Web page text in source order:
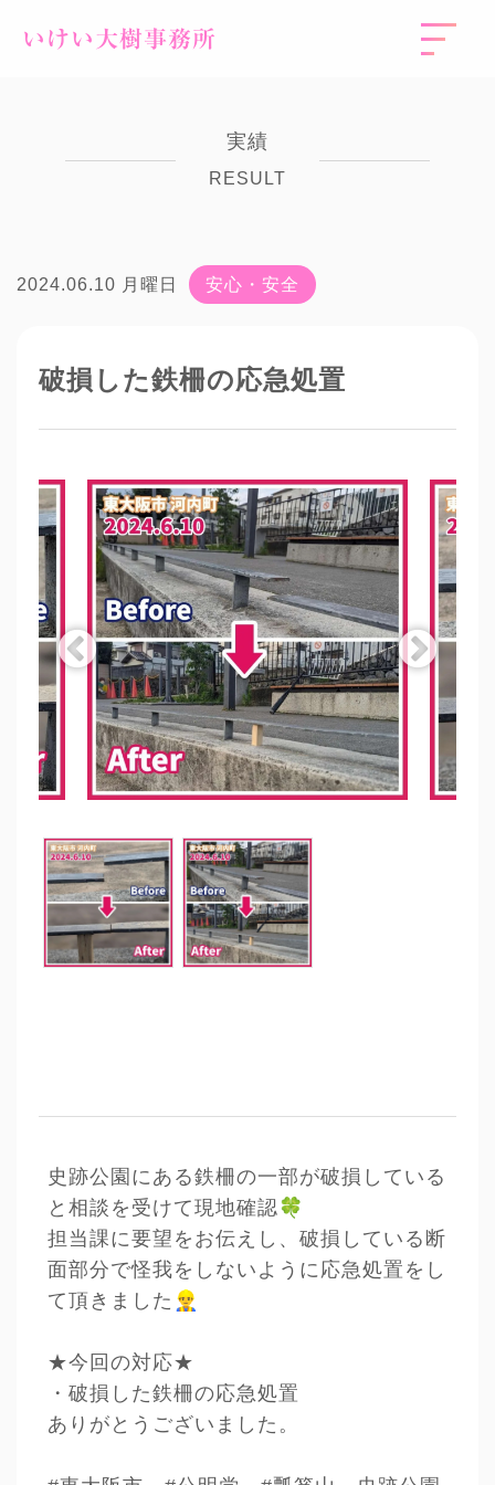
いけい大樹事務所
実績
RESULT
2024.06.10 月曜日 安心・安全
破損した鉄柵の応急処置
史跡公園にある鉄柵の一部が破損している
と相談を受けて現地確認🍀
担当課に要望をお伝えし、破損している断
面部分で怪我をしないように応急処置をし
て頂きました 👷‍♂️
★今回の対応★
・破損した鉄柵の応急処置
ありがとうございました。